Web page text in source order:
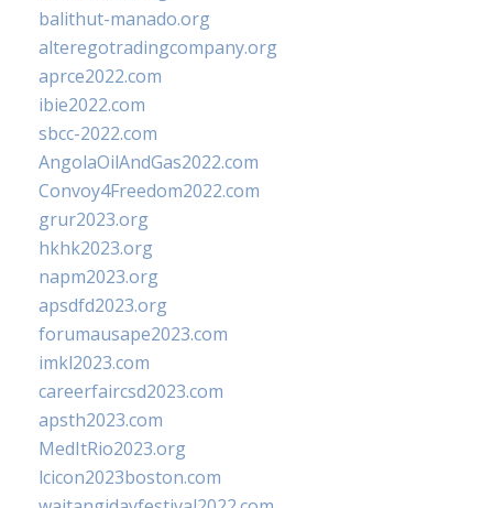
balithut-manado.org
alteregotradingcompany.org
aprce2022.com
ibie2022.com
sbcc-2022.com
AngolaOilAndGas2022.com
Convoy4Freedom2022.com
grur2023.org
hkhk2023.org
napm2023.org
apsdfd2023.org
forumausape2023.com
imkl2023.com
careerfaircsd2023.com
apsth2023.com
MedItRio2023.org
lcicon2023boston.com